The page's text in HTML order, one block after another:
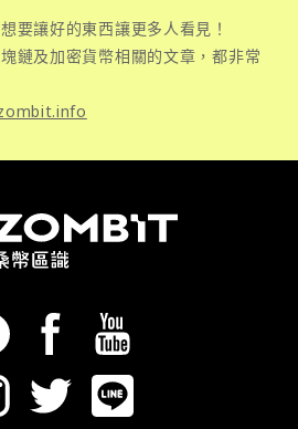
要讓好的東西讓更多人看見！
鏈及加密貨幣相關的文章，都非常